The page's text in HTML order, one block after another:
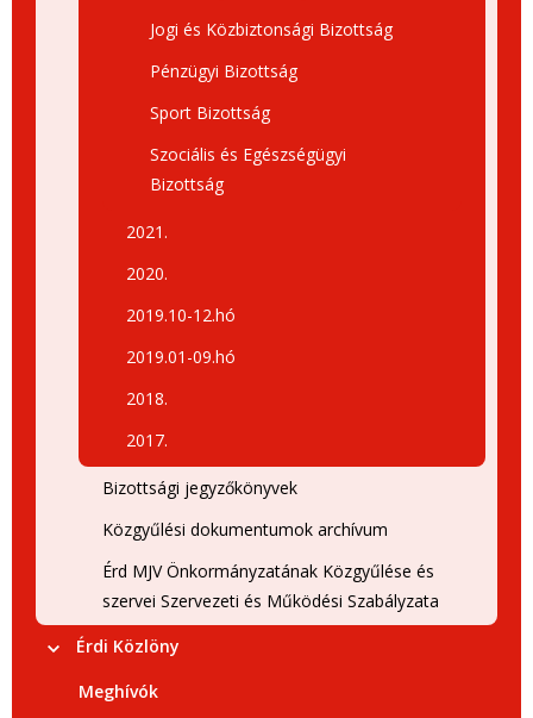
Jogi és Közbiztonsági Bizottság
Pénzügyi Bizottság
Sport Bizottság
Szociális és Egészségügyi
Bizottság
2021.
2020.
2019.10-12.hó
2019.01-09.hó
2018.
2017.
Bizottsági jegyzőkönyvek
Közgyűlési dokumentumok archívum
Érd MJV Önkormányzatának Közgyűlése és
szervei Szervezeti és Működési Szabályzata
Érdi Közlöny
Meghívók